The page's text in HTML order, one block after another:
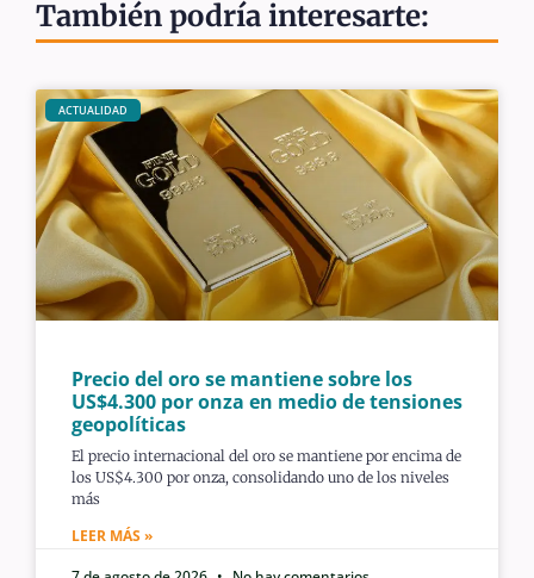
También podría interesarte:
ACTUALIDAD
Precio del oro se mantiene sobre los
US$4.300 por onza en medio de tensiones
geopolíticas
El precio internacional del oro se mantiene por encima de
los US$4.300 por onza, consolidando uno de los niveles
más
LEER MÁS »